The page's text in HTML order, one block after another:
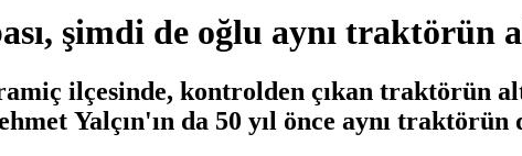
şimdi de oğlu aynı
ilçesinde, kontrolden çıkan traktörün
Yalçın'ın da 50 yıl önce aynı